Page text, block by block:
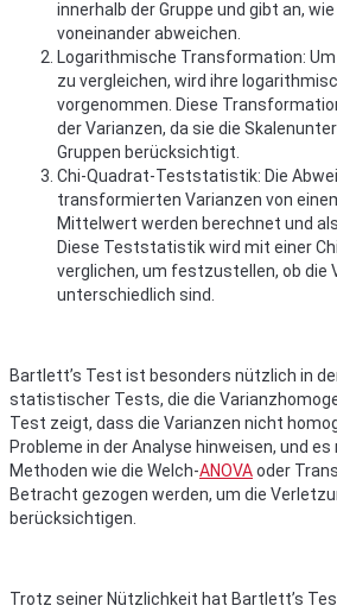
innerhalb der Gruppe und gibt an,
voneinander abweichen.
Logarithmische Transformation:
zu vergleichen, wird ihre
vorgenommen. Diese
der Varianzen, da sie die
Gruppen berücksichtigt.
Chi-Quadrat-Teststatistik: Die
transformierten Varianzen von
Mittelwert werden berechnet und
Diese Teststatistik wird mit einer
verglichen, um festzustellen, ob die
unterschiedlich sind.
Bartlett’s Test ist besonders nützlich in
statistischer Tests, die die
Test zeigt, dass die Varianzen nicht
Probleme in der Analyse hinweisen, und
Methoden wie die Welch-ANOVAoder
Betracht gezogen werden, um die
berücksichtigen.
Trotz seiner Nützlichkeit hat Bartlett’s